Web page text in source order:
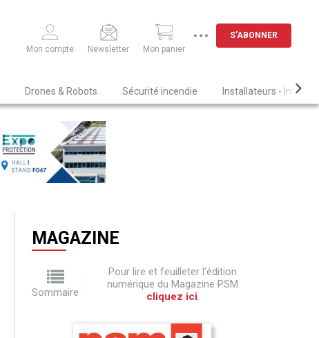
Mon compte Newsletter Mon panier
S'ABONNER
Drones & Robots Sécurité incendie Installateurs -
MAGAZINE
Sommaire
Pour lire et feuilleter l'édition
numérique du Magazine PSM
cliquez ici.